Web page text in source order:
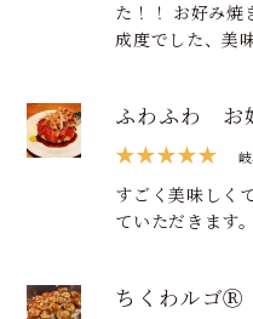
た！！ お好み焼
成度でした、美
ふわふわ お
★★★★★
すごく美味しく
ていただきます
ちくわルゴ